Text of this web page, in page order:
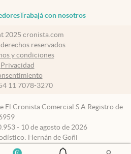
Trabajá con nosotros
2025 cronista.com
reservados
y condiciones
Privacidad
11 7078-3270
El Cronista Comercial S.A Registro de
- 10 de agosto de 2026
Hernán de Goñi